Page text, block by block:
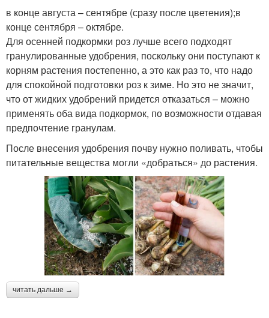
в конце августа – сентябре (сразу после цветения);в
конце сентября – октябре.
Для осенней подкормки роз лучше всего подходят
гранулированные удобрения, поскольку они поступают к
корням растения постепенно, а это как раз то, что надо
для спокойной подготовки роз к зиме. Но это не значит,
что от жидких удобрений придется отказаться – можно
применять оба вида подкормок, по возможности отдавая
предпочтение гранулам.
После внесения удобрения почву нужно поливать, чтобы
питательные вещества могли «добраться» до растения.
читать дальше →